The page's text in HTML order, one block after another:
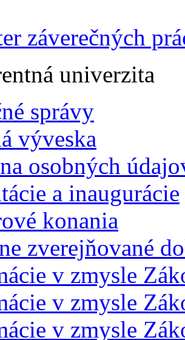
záverečných
univerzita
správy
výveska
osobných
a inaugurácie
konania
zverejňované
v zmysle
v zmysle
v zmysle